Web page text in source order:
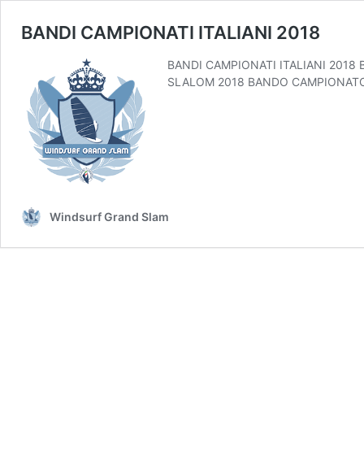
BANDI CAMPIONATI ITALIANI 2018
BANDI CAMPIONATI ITALIANI 2018
SLALOM 2018 BANDO
Windsurf Grand Slam